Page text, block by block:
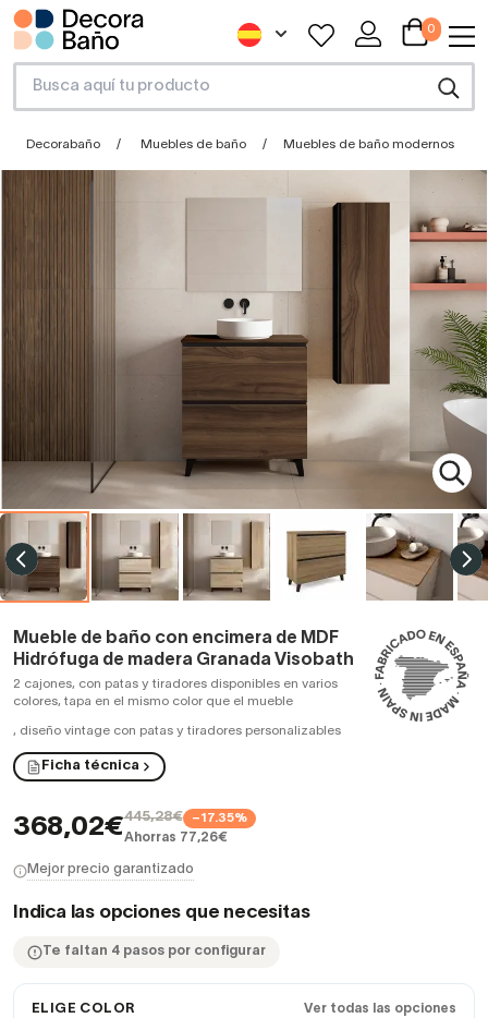
0
Decorabaño Muebles de baño Muebles de baño modernos
Mueble de baño con encimera de MDF
Hidrófuga de madera Granada Visobath
2 cajones, con patas y tiradores disponibles en varios
colores, tapa en el mismo color que el mueble
, diseño vintage con patas y tiradores personalizables
Ficha técnica
368,02€445,28€ −17.35%
Ahorras 77,26€
Mejor precio garantizado
Indica las opciones que necesitas
Te faltan 4 pasos por configurar
ELIGE COLOR Ver todas las opciones